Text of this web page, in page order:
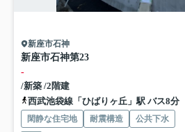
新座市石神
新座市石神第23
-
/新築 /2階建
西武池袋線「ひばりヶ丘」駅 バス8分
閑静な住宅地 耐震構造
公共下水